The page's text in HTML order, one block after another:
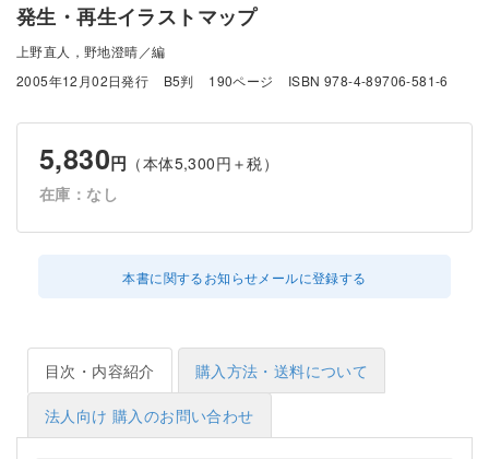
発生・再生イラストマップ
上野直人，野地澄晴／編
2005年12月02日発行
B5判 190ページ ISBN 978-4-89706-581-6
5,830円 （本体5,300円＋税）
在庫：なし
本書に関するお知らせメールに登録する
目次・内容紹介 購入方法・送料について
法人向け 購入のお問い合わせ